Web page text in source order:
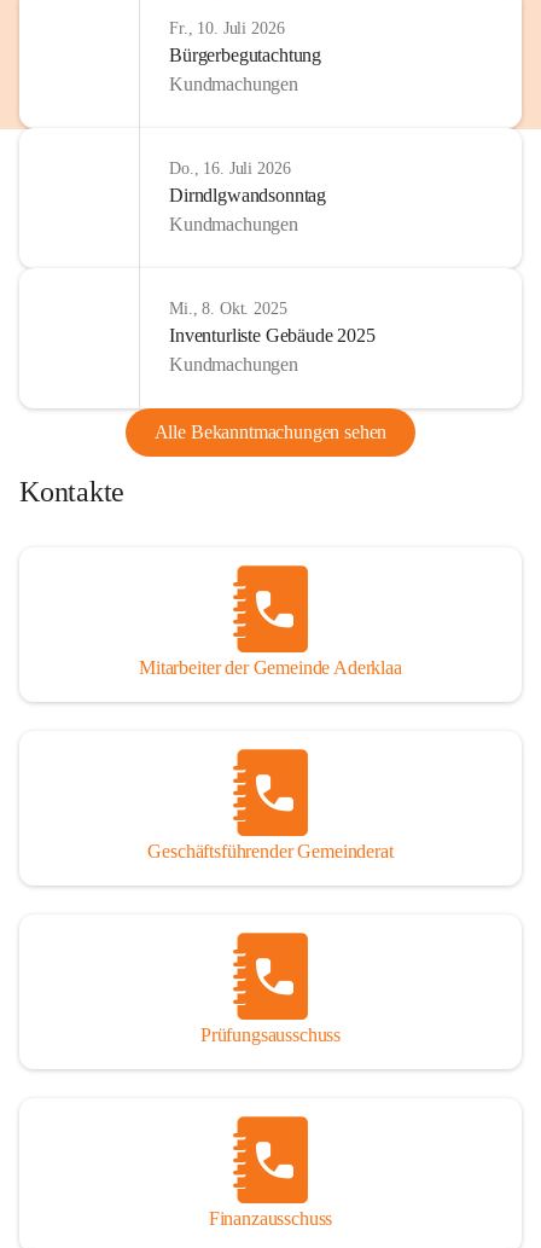
Fr., 10. Juli 2026
Bürgerbegutachtung
Kundmachungen
Do., 16. Juli 2026
Dirndlgwandsonntag
Kundmachungen
Mi., 8. Okt. 2025
Inventurliste Gebäude 2025
Kundmachungen
Alle Bekanntmachungen sehen
Kontakte
Mitarbeiter der Gemeinde Aderklaa
Geschäftsführender Gemeinderat
Prüfungsausschuss
Finanzausschuss